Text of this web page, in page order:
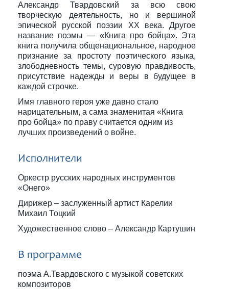
Александр Твардовский за всю свою
творческую деятельность, но и вершиной
эпической русской поэзии XX века. Другое
название поэмы — «Книга про бойца». Эта
книга получила общенациональное, народное
признание за простоту поэтического языка,
злободневность темы, суровую правдивость,
присутствие надежды и веры в будущее в
каждой строчке.
Имя главного героя уже давно стало
нарицательным, а сама знаменитая «Книга
про бойца» по праву считается одним из
лучших произведений о войне.
Исполнители
Оркестр русских народных инструментов
«Онего»
Дирижер – заслуженный артист Карелии
Михаил Тоцкий
Художественное слово – Александр Картушин
В программе
поэма А.Твардовского с музыкой советских
композиторов